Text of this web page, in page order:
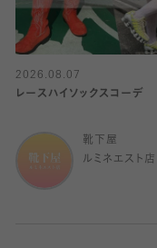
2026.08.07
レースハイソックスコーデ
靴下屋
ルミネエスト店